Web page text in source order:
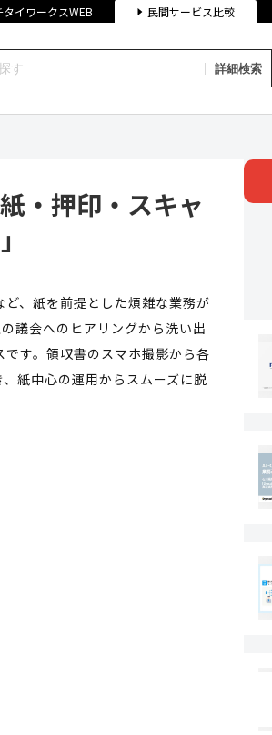
タイワークスWEB 民間サービス比較
詳細検索
・押印・スキャ
、紙を前提とした煩雑な業務が
議会へのヒアリングから洗い出
す。領収書のスマホ撮影から各
紙中心の運用からスムーズに脱